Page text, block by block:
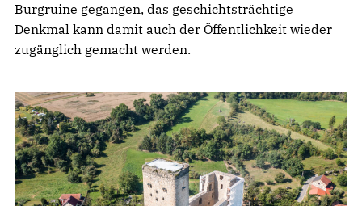
Burgruine gegangen, das geschichtsträchtige
Denkmal kann damit auch der Öffentlichkeit wieder
zugänglich gemacht werden.